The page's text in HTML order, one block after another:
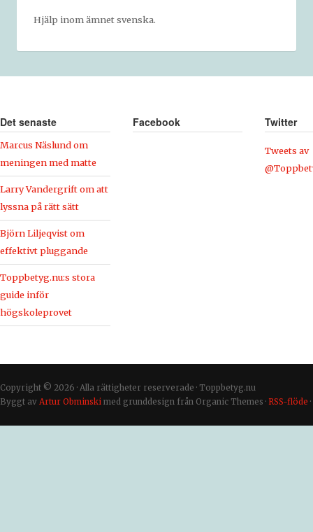
Hjälp inom ämnet svenska.
Det senaste
Marcus Näslund om
meningen med matte
Larry Vandergrift om att
lyssna på rätt sätt
Björn Liljeqvist om
effektivt pluggande
Toppbetyg.nu:s stora
guide inför
högskoleprovet
Facebook Twitter
Tweets av
Copyright © 2026 · Alla rättigheter reserverade · Toppbetyg.nu
Byggt av Artur Obminski med grunddesign från Organic Themes · RSS-flöde ·